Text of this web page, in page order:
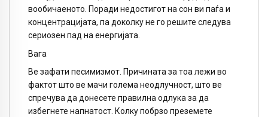
вообичаеното. Поради недостигот на сон ви паѓа и
концентрацијата, па доколку не го решите следува
сериозен пад на енергијата.
Вага
Ве зафати песимизмот. Причината за тоа лежи во
фактот што ве мачи голема неодлучност, што ве
спречува да донесете правилна одлука за да
избегнете напнатост. Колку побрзо преземете